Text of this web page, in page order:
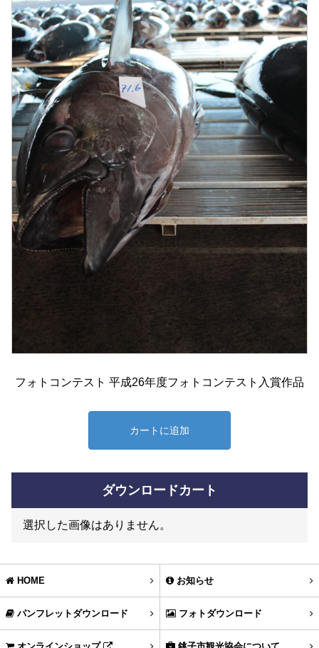
フォトコンテスト 平成26年度フォトコンテスト入賞作品
カートに追加
ダウンロードカート
選択した画像はありません。
HOME お知らせ
パンフレットダウンロード フォトダウンロード